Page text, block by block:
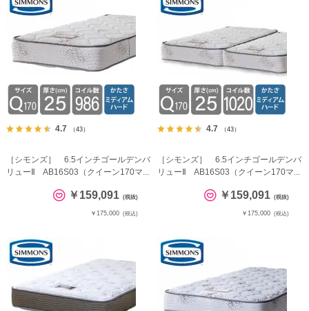
4.7 （43）
［シモンズ］ 6.5インチゴールデンバ
リューⅡ AB16S03（クイーン170マ...
￥159,091 (税抜)
￥175,000 (税込)
4.7 （43）
［シモンズ］ 6.5インチゴールデンバ
リューⅡ AB16S03（クイーン170マ...
￥159,091 (税抜)
￥175,000 (税込)